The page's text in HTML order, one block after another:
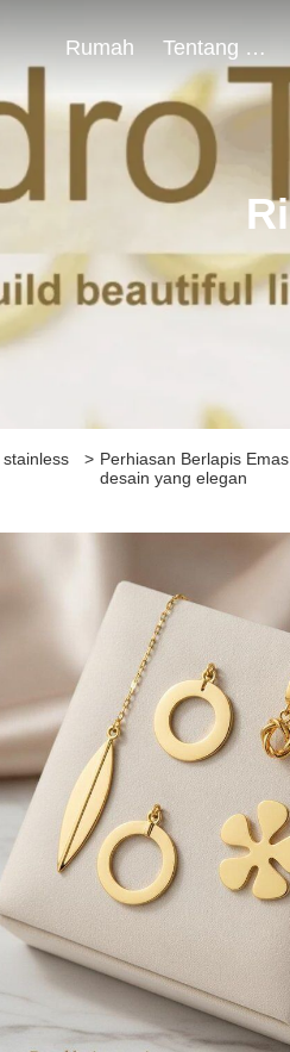
Rumah Tentang Kami
> Perhiasan Berlapis
desain yang elegan